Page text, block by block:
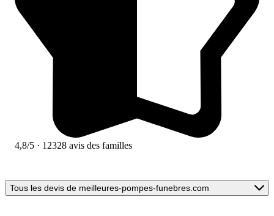
4,8/5 · 12328 avis des familles
Tous les devis de meilleures-pompes-funebres.com